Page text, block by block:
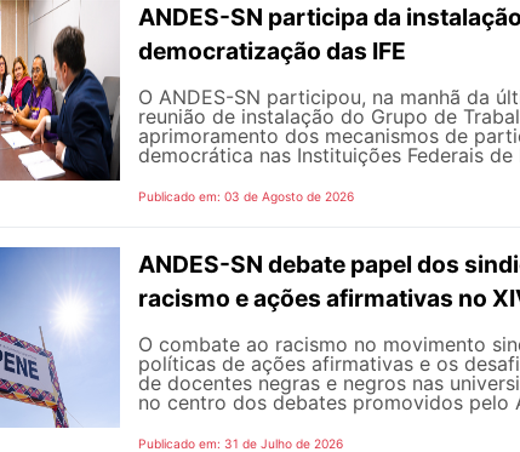
ANDES-SN participa da
democratização das IFE
O ANDES-SN participou, na manhã da
reunião de instalação do Grupo de
aprimoramento dos mecanismos de
democrática nas Instituições Federais de
Publicado em: 03 de Agosto de 2026
ANDES-SN debate papel dos
racismo e ações afirmativas no
O combate ao racismo no movimento
políticas de ações afirmativas e os
de docentes negras e negros nas
no centro dos debates promovidos pelo
Publicado em: 31 de Julho de 2026